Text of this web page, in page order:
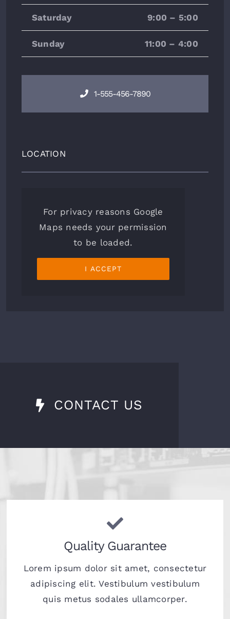
Saturday 9:00 – 5:00
Sunday 11:00 – 4:00
1-555-456-7890
LOCATION
For privacy reasons Google
Maps needs your permission
to be loaded.
I ACCEPT
CONTACT US
Quality Guarantee
Lorem ipsum dolor sit amet, consectetur
adipiscing elit. Vestibulum vestibulum
quis metus sodales ullamcorper.